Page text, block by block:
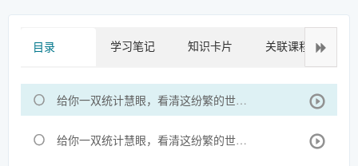
目录 学习笔记 知识卡片 关联课程
给你一双统计慧眼，看清这纷繁的世界（一）
给你一双统计慧眼，看清这纷繁的世界（二）